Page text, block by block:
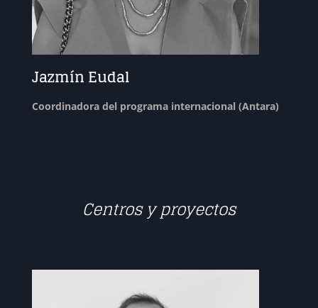
Jazmín Eudal
Coordinadora del programa internacional (Antara)
Centros y proyectos